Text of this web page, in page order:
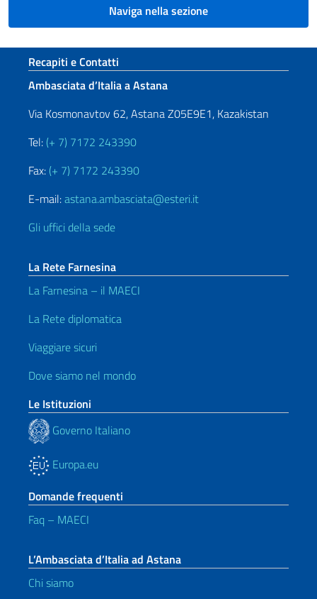
Naviga nella sezione
Sezione footer
Recapiti e Contatti
Ambasciata d’Italia a Astana
Via Kosmonavtov 62, Astana Z05E9E1, Kazakistan
Tel: (+ 7) 7172 243390
Fax: (+ 7) 7172 243390
E-mail:astana.ambasciata@esteri.it
Gli uffici della sede
La Rete Farnesina
La Farnesina – il MAECI
La Rete diplomatica
Viaggiare sicuri
Dove siamo nel mondo
Le Istituzioni
Governo Italiano
Europa.eu
Domande frequenti
Faq – MAECI
L’Ambasciata d’Italia ad Astana
Chi siamo